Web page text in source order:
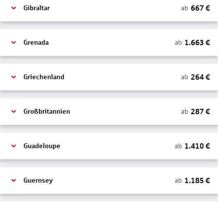
Gibraltar ab 667 €
Grenada ab 1.663 €
Griechenland ab 264€
Großbritannien ab 287 €
Guadeloupe ab 1.410€
Guernsey ab 1.185 €